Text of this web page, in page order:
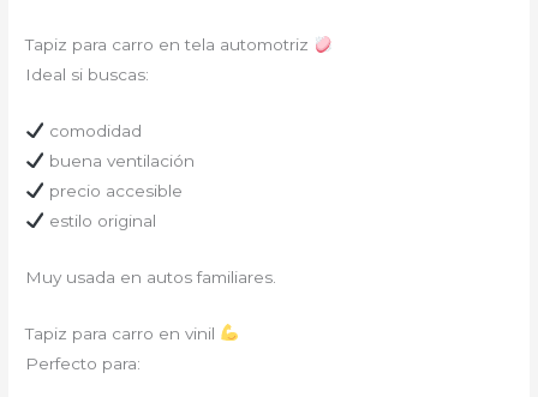
Tapiz para carro en tela automotriz
Ideal si buscas:
comodidad
buena ventilación
precio accesible
estilo original
Muy usada en autos familiares.
Tapiz para carro en vinil
Perfecto para: